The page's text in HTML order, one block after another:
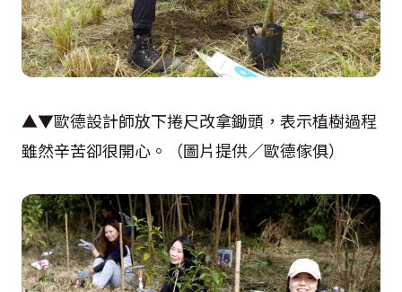
▲▼歐德設計師放下捲尺改拿鋤頭，表示植樹過程
雖然辛苦卻很開心。（圖片提供／歐德傢俱）